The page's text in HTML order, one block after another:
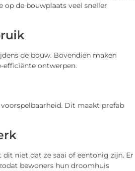
de bouwplaats veel sneller
de bouw. Bovendien maken
efficiënte ontwerpen.
Dit maakt prefab
niet dat ze saai of eentonig zijn. Er
bewoners hun droomhuis